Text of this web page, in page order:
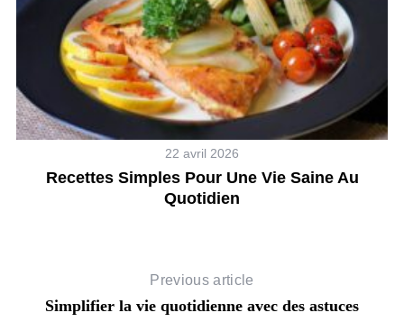
22 avril 2026
Recettes Simples Pour Une Vie Saine Au
Quotidien
Previous article
Simplifier la vie quotidienne avec des astuces